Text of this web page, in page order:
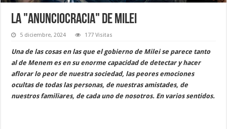
La "anunciocracia" de Milei
5 diciembre, 2024 177 Visitas
Una de las cosas en las que el gobierno de Milei se parece tanto
al de Menem es en su enorme capacidad de detectar y hacer
aflorar lo peor de nuestra sociedad, las peores emociones
ocultas de todas las personas, de nuestras amistades, de
nuestros familiares, de cada uno de nosotros. En varios sentidos.